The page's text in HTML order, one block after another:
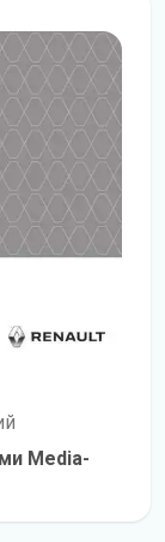
Media-